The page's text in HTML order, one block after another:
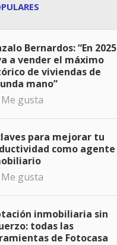
Bernardos: “En 2025
a vender el máximo
de viviendas de
mano”
Me gusta
para mejorar tu
como agente
Me gusta
inmobiliaria sin
todas las
de Fotocasa